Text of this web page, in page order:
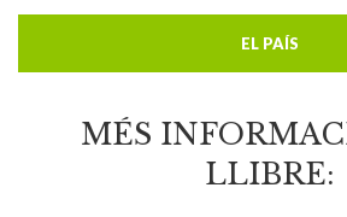
EL PAÍS
MÉS
LLIBRE: